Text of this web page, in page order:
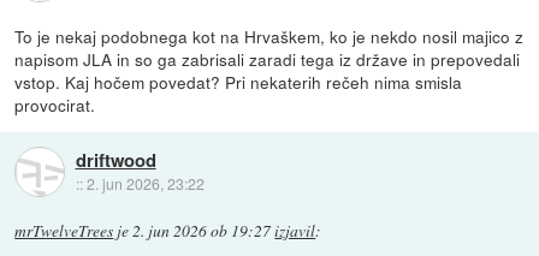
To je nekaj podobnega kot na Hrvaškem, ko je nekdo nosil majico z
napisom JLA in so ga zabrisali zaradi tega iz države in prepovedali
vstop. Kaj hočem povedat? Pri nekaterih rečeh nima smisla
provocirat.
driftwood
::2. jun 2026, 23:22
mrTwelveTrees je2. jun 2026 ob 19:27izjavil: